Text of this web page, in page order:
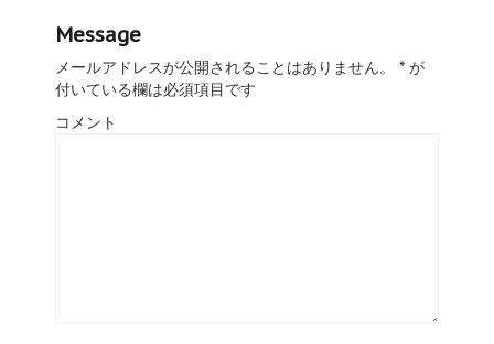
Message
メールアドレスが公開されることはありません。 * が
付いている欄は必須項目です
コメント